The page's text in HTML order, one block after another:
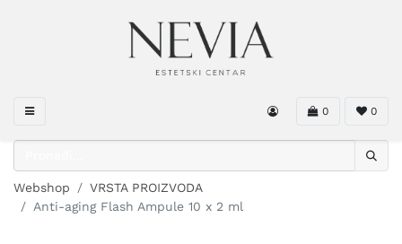
0 0
Webshop
VRSTA PROIZVODA
Anti-aging Flash Ampule 10 x 2 ml